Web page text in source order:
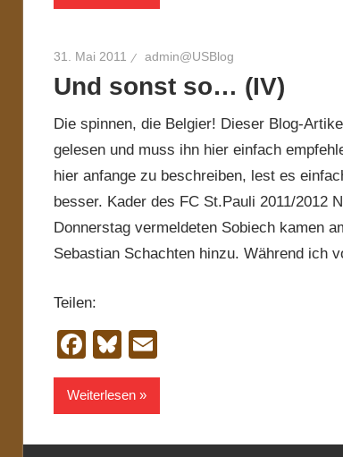
31. Mai 2011 admin@USBlog
Und sonst so… (IV)
Die spinnen, die Belgier! Dieser Blog-
gelesen und muss ihn hier einfach
hier anfange zu beschreiben, lest es
besser. Kader des FC St.Pauli 2011/2012
Donnerstag vermeldeten Sobiech kamen
Sebastian Schachten hinzu. Während ich
Teilen:
Facebook
Bluesky
Weiterlesen